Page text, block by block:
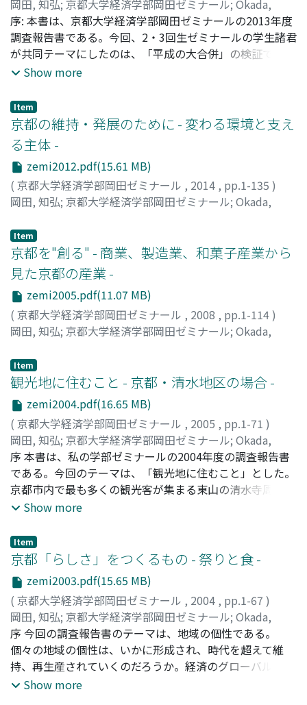
光ピーク時の交通実験を開始し,その後2004年度から東山
地区においても実施,以後両地区では交通対策として観光
ピーク時対応を毎年実施している。そしてパークアンドラ
イドや道路の一方通行化,種々の規制・誘導策を束ねた交
通需要管理政策を蓄積してきた。2006年度には「歩いて
策の検討が開始され,社会実験を経たうえで,地元の関係者
の問での長期にわたる議論のすえ計画が具体化し,2015年
度に四条通の歩道拡幅工事は完了した。ただし,その都市
計画決定をめぐって周辺地区の住民やタクシー業界等から
の批判や不満の声が出されるようになり,工事開始直後の
2015年春の観光シーズンに四条通の渋滞問題が大きく報
道される事態となった。京都市では東山区を中心にした東
あることから同事業については慎重に対応することを表明
するに至っている。以上のように,一言で交通需要管理政
策といっても,そう簡単に多数人たちがつくり出す複雑な
交通流動を「管理」できるわけではない。道路を使う主体
も目的も,交通手段も多様である。企業,住民,観光客が自動
車,自転車,徒歩で利用するだけでなく,公共交通機関である
バス,タクシー,鉄道,さらに緊急車両も使う。また,道路の
交通の安全については京都府警が責任をもつ。だからこ
そ,道路利用のソフト面だけでなく,ハード面でも,何らかの
施策の合意づくりには時間がかかり,当初の計画どおりに
進まない場合も現実にはおこる。2014年度の2・3回生ゼ
ミナールでは,この複雑な問題に果敢に挑戦し,観光都市・
京都における交通問題と交通対策の全容を把握したうえ
で,交通対策の形成過程と帰結を仔細に検証する活動を行
った。調査をすすめるにあたって,京都市と同様,古都とし
て観光客が集中する鎌倉市を比較対照地域として選定
し,2014年9月に鎌倉市役所,商工会議所及び市内観光スポ
た。調査は,①行政班,②四条通班,③東山班,④嵐山班に分
かれて実施した。これは本書の構成にも反映されている。
行政班が担当した1章では,京都市の全体的な交通問題と交
通施策の展開過程と内容を検討している。II章では「歩い
て楽しいまちなか」戦略の主要事業である四条通の歩道拡
幅事業について,その背景と事業の形成過程を関係者にヒ
アリングしながら追跡している。ただし,工事が開始され
る前までの検証であることを断っておきたい。つづく皿章
では,東大路通の交通対策と歩道拡幅構想について,住民合
意の難しさに焦点をあてて,各方面へのヒアリングを基に
岡田, 知弘; 京都大学経済学部岡田ゼミナール; Okada,
Tomohiro; オカダ, トモヒロ
序: 本書は、京都大学経済学部岡田ゼミナールの2013年度
調査報告書である。今回、2・3回生ゼミナールの学生諸君
が共同テーマにしたのは、「平成の大合併」の検証であ
る。「平成の大合併」とは、周知のように1999年の合併
度まで続けられた、政府主導の市町村合併政策である。ほ
ぼ10年の聞に、日本の市町村数は3232から1730まで減少
した。政府は、当初、「地方分権の受け皿としての基礎自
治体の行財政基盤の確立」を掲げ、1000市町村に集約す
ることを目標としていたが、全国各地で合併反対の動きが
あり、その目標は達成できなかった。1999年の合併特例
法では、合併特例債の発行や地方交付税の算定替え特例
にわたり交付。その後5年かけて、新市のみの一本算定と
し本来の交付税水準に削減する）という「アメ」ととも
に、小規模自治体ほど地方交付税の削減率を高める「ム
チ」の政策手段が準備され、合併を推進した。しかも、そ
の際に、「合併すれば地域は活性化する」という言説が意
図的に流布された。例えば、小泉内閣の「骨太の方針
2001」では、「『個性ある地方』の自立した発展と活性
な市町村の再編を促進する」と明記された。市町村合併に
よって地域が活性化するという理由について、当時の総務
省のホームページでは、「より大きな市町村の誕生が、地
域の存在感や『格』の向上と地域のイメージアップにつな
がり、企業の進出や若者の定着、重要プロジェクトの誘致
が期待できます」と掲げられたのである。「感」「格」
「イメージ」「期待できます」という、客観的な根拠に基
づかない、主観的な言葉と期待感で活性化が語られていた
といえる。ところが、時間経過とともに、合併による効果
が、地方行財政面だけでなく、地域経済・地域社会への影
になった。その結果、2009年6月の第29次地方制度調査会
の答申では、政府主導による市町村合併については「一区
切り」をつけるとされたのである。同調査会発足当時は、
自公政権の下で、さらなる市町村合併に加えて、現行の都
道府県を廃止し、国の地方出先機関と再編統合をはかる道
州制の導入も本格的に検討されようとしていた。だが、同
調査会においては、合併検証なくしてさらなる市町村合併
をすすめるべきではないという意見が多く出されたのであ
る。「平成の大合併」においては、2004年から05年にか
けて合併した自治体が多い。それらの自治体は、合併から
Show more
Item
京都の維持・発展のために - 変わる環境と支え
る主体 -
zemi2012.pdf(15.61 MB)
( 京都大学経済学部岡田ゼミナール , 2014 , pp.1-135 )
岡田, 知弘; 京都大学経済学部岡田ゼミナール; Okada,
Item
京都を"創る" - 商業、製造業、和菓子産業から
見た京都の産業 -
zemi2005.pdf(11.07 MB)
( 京都大学経済学部岡田ゼミナール , 2008 , pp.1-114)
岡田, 知弘; 京都大学経済学部岡田ゼミナール; Okada,
Item
観光地に住むこと - 京都・清水地区の場合 -
zemi2004.pdf(16.65 MB)
( 京都大学経済学部岡田ゼミナール , 2005 , pp.1-71 )
岡田, 知弘; 京都大学経済学部岡田ゼミナール; Okada,
Tomohiro オカダ, トモヒロ
序 本書は、私の学部ゼミナールの2004年度の調査報告書
である。今回のテーマは、「観光地に住むこと」とした。
京都市内で最も多くの観光客が集まる東山の清水寺周辺が
調査対象地である。観光客が集中することによって、門前
にとっては「観光公害」とも表現される負担が増大してい
る。住民の生活空間のなかに多くの観光客が入り込んでく
る諸問題をいかに解決するかという難問が、住民、そして
行政に対してつきつけられることになる。この間題につい
ては、過去の私の学部ゼミナールでも、たびたび取り上
げ、同地域の皆さんに対してヒアリング調査やアンケート
を何度か実施してきた。たまたま、2002年度の調査報告
書『京都再生』が新聞で報道されたことをきっかけに、清
水寺の麓にある茶わん坂商店街の皆さんとの交流が始まっ
た。茶わん坂は、もともとは清水焼の窯が立地していたと
Show more
Item
京都「らしさ」をつくるもの - 祭りと食 -
zemi2003.pdf(15.65 MB)
( 京都大学経済学部岡田ゼミナール , 2004 , pp.1-67 )
岡田, 知弘; 京都大学経済学部岡田ゼミナール; Okada,
Tomohiro;オカダ, トモヒロ
序 今回の調査報告書のテーマは、地域の個性である。
個々の地域の個性は、いかに形成され、時代を超えて維
持、再生産されていくのだろうか。経済のグローバル化が
進展すればするほど、「グローバル・スタンダード」の普
Show more